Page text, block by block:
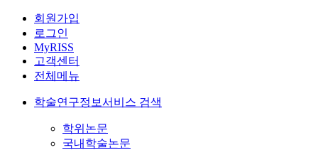
회원가입
로그인
MyRISS
고객센터
전체메뉴
학술연구정보서비스 검색
학위논문
국내학술논문